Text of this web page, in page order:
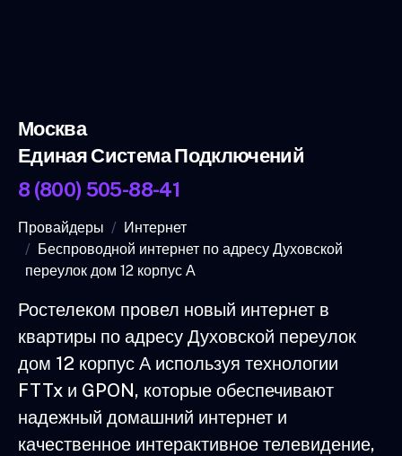
Москва
Единая Система Подключений
8 (800) 505-88-41
Провайдеры
Интернет
Беспроводной интернет по адресу Духовской
переулок дом 12 корпус А
Ростелеком провел новый интернет в
квартиры по адресу Духовской переулок
дом 12 корпус А используя технологии
FTTx и GPON, которые обеспечивают
надежный домашний интернет и
качественное интерактивное телевидение,